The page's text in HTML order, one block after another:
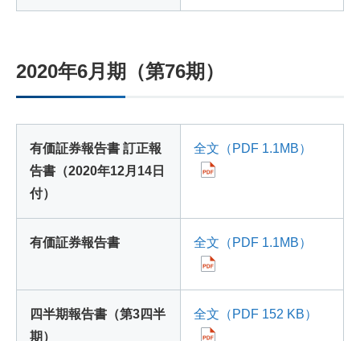
2020年6月期（第76期）
有価証券報告書 訂正報
告書（2020年12月14日
付）
全文（PDF 1.1MB）
有価証券報告書 全文（PDF 1.1MB）
四半期報告書（第3四半
期）
全文（PDF 152 KB）